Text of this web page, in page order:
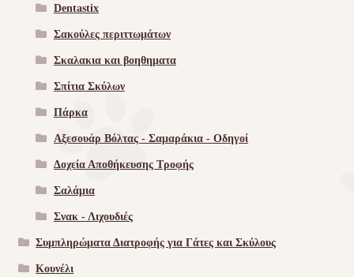
Dentastix
Σακούλες περιττωμάτων
Σκαλακια και βοηθηματα
Σπίτια Σκύλων
Πάρκα
Αξεσουάρ Βόλτας - Σαμαράκια - Οδηγοί
Δοχεία Αποθήκευσης Τροφής
Σαλάμια
Σνακ - Λιχουδιές
Συμπληρώματα Διατροφής για Γάτες και Σκύλους
Κουνέλι